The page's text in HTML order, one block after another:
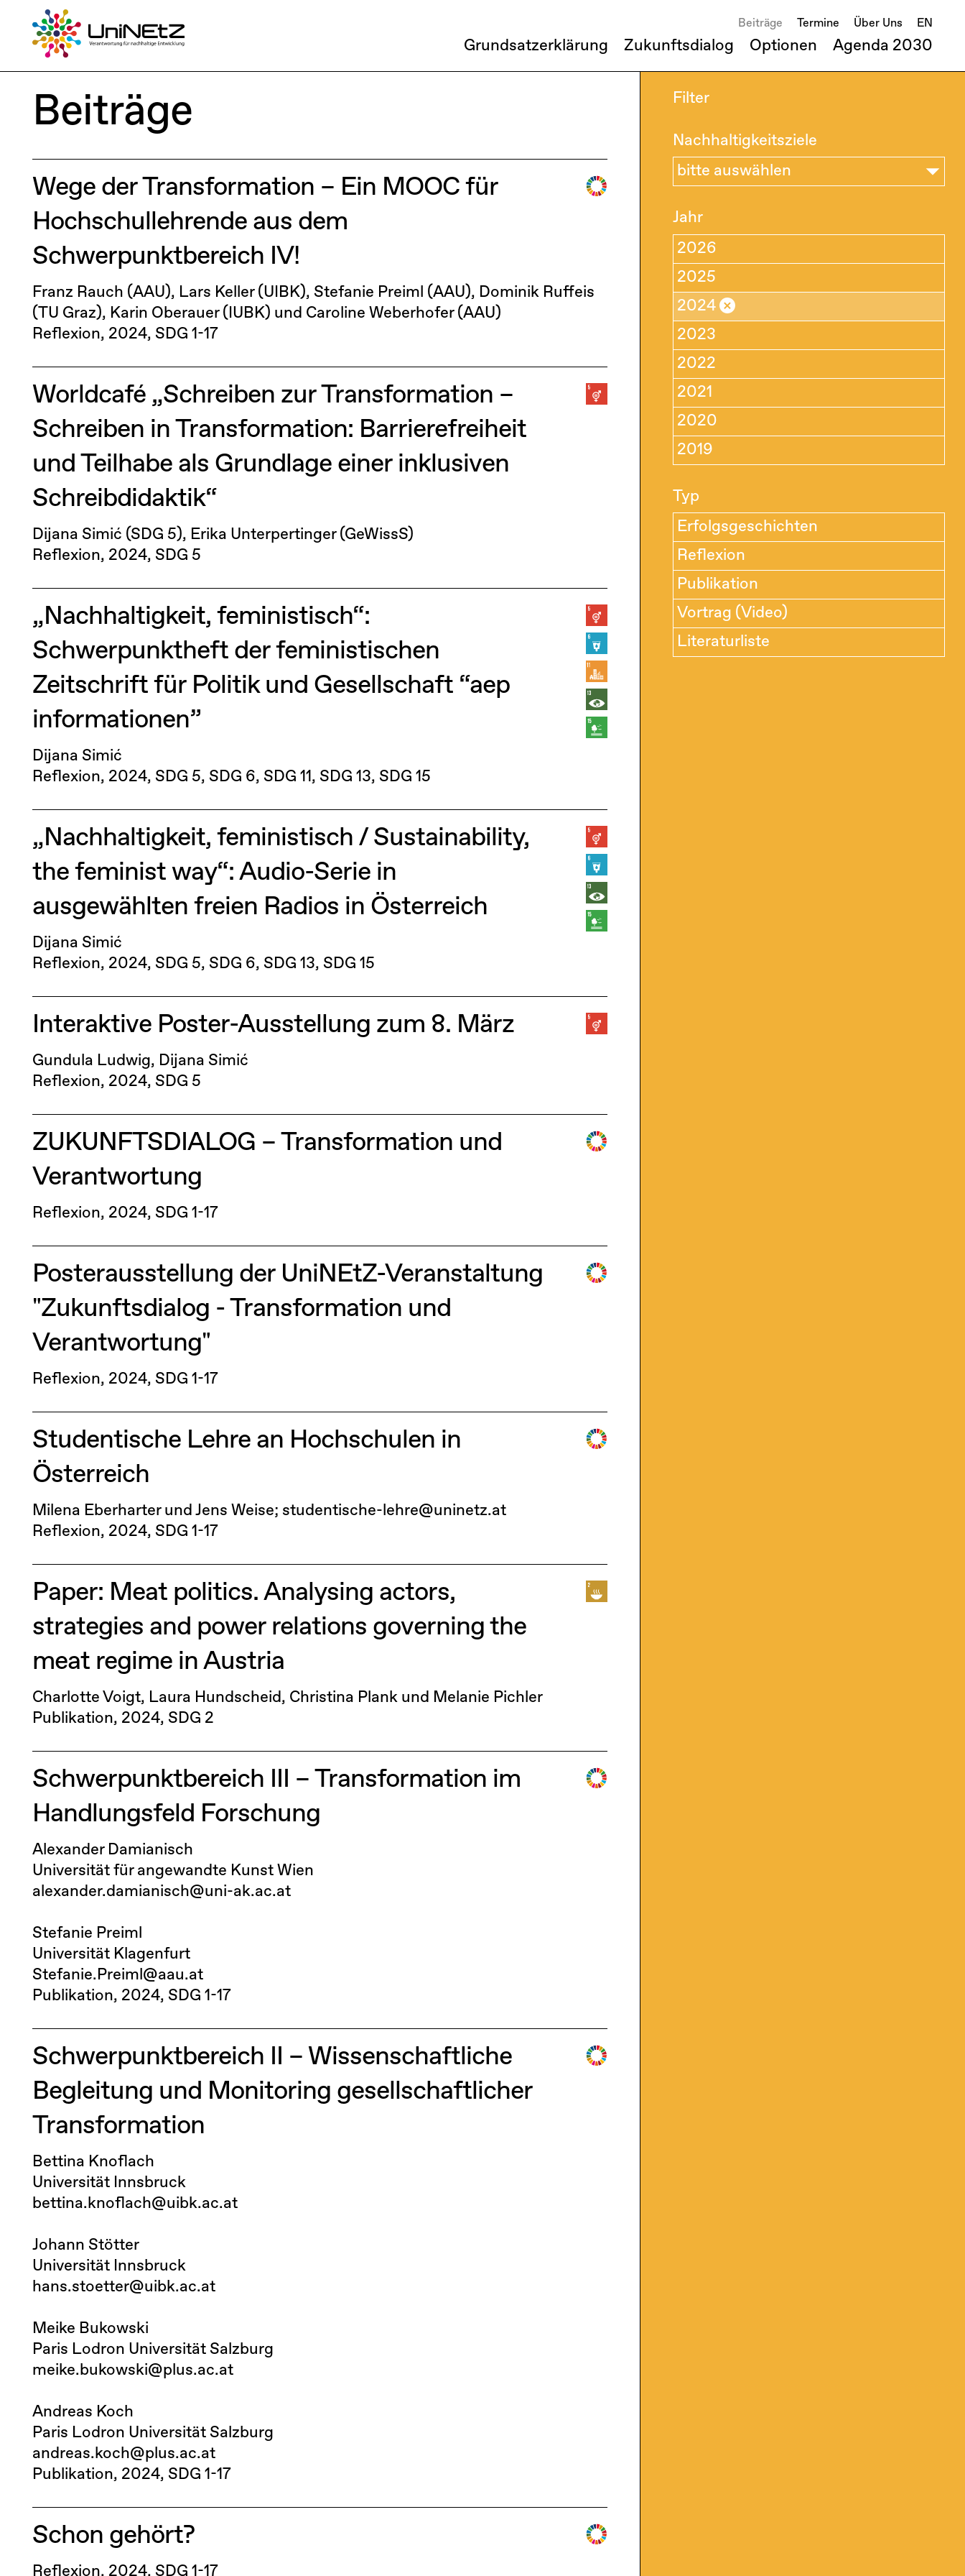
Grundsatzerklärung Zukunftsdialog Optionen Agenda 2030
Beiträge Termine Über Uns EN
Beiträge
Wege der Transformation – Ein MOOC für
Hochschullehrende aus dem
Schwerpunktbereich IV!
Franz Rauch (AAU), Lars Keller (UIBK), Stefanie Preiml (AAU), Dominik Ruffeis
(TU Graz), Karin Oberauer (IUBK) und Caroline Weberhofer (AAU)
Reflexion 2024 SDG 1-17
Worldcafé „Schreiben zur Transformation –
Schreiben in Transformation: Barrierefreiheit
und Teilhabe als Grundlage einer inklusiven
Schreibdidaktik“
Dijana Simić (SDG 5), Erika Unterpertinger (GeWissS)
Reflexion 2024 SDG 5
„Nachhaltigkeit, feministisch“:
Schwerpunktheft der feministischen
Zeitschrift für Politik und Gesellschaft “aep
informationen”
Dijana Simić
Reflexion 2024 SDG 5 SDG 6 SDG 11 SDG 13 SDG 15
„Nachhaltigkeit, feministisch / Sustainability,
the feminist way“: Audio-Serie in
ausgewählten freien Radios in Österreich
Dijana Simić
Reflexion 2024 SDG 5 SDG 6 SDG 13 SDG 15
Interaktive Poster-Ausstellung zum 8. März
Gundula Ludwig, Dijana Simić
Reflexion 2024 SDG 5
ZUKUNFTSDIALOG – Transformation und
Verantwortung
Reflexion 2024 SDG 1-17
Posterausstellung der UniNEtZ-Veranstaltung
"Zukunftsdialog - Transformation und
Verantwortung"
Reflexion 2024 SDG 1-17
Studentische Lehre an Hochschulen in
Österreich
Milena Eberharter und Jens Weise; studentische-lehre@uninetz.at
Reflexion 2024 SDG 1-17
Paper: Meat politics. Analysing actors,
strategies and power relations governing the
meat regime in Austria
Charlotte Voigt, Laura Hundscheid, Christina Plank und Melanie Pichler
Publikation 2024 SDG 2
Schwerpunktbereich III – Transformation im
Handlungsfeld Forschung
Alexander Damianisch
Universität für angewandte Kunst Wien
alexander.damianisch@uni-ak.ac.at
Stefanie Preiml
Universität Klagenfurt
Stefanie.Preiml@aau.at
Publikation 2024 SDG 1-17
Schwerpunktbereich II – Wissenschaftliche
Begleitung und Monitoring gesellschaftlicher
Transformation
Bettina Knoflach
Universität Innsbruck
bettina.knoflach@uibk.ac.at
Johann Stötter
Universität Innsbruck
hans.stoetter@uibk.ac.at
Meike Bukowski
Paris Lodron Universität Salzburg
meike.bukowski@plus.ac.at
Andreas Koch
Paris Lodron Universität Salzburg
andreas.koch@plus.ac.at
Publikation 2024 SDG 1-17
Schon gehört?
Reflexion 2024 SDG 1-17
Filter
Nachhaltigkeitsziele
bitte auswählen
Jahr
2026
2025
2024 ×
2023
2022
2021
2020
2019
Typ
Erfolgsgeschichten
Reflexion
Publikation
Vortrag (Video)
Literaturliste